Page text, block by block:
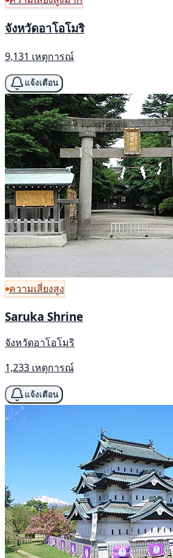
จังหวัดอาโอโมริ
9,131 เหตุการณ์
แจ้งเตือน
ความเสี่ยงสูง
Saruka Shrine
จังหวัดอาโอโมริ
1,233 เหตุการณ์
แจ้งเตือน